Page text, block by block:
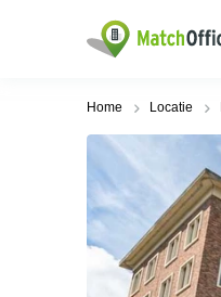
Home Locatie